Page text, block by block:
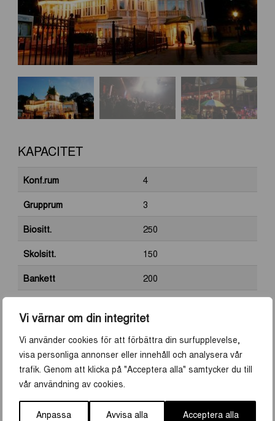
Vi värnar om din integritet
Vi använder cookies för att förbättra din surfupplevelse,
visa personliga annonser eller innehåll och analysera vår
trafik. Genom att klicka på "Acceptera alla" samtycker du till
vår användning av cookies.
Anpassa Avvisa alla Acceptera alla
KAPACITET
Konf.rum
4
Grupprum
3
Biositt.
250
Skolsitt.
150
Bankett
200
Miljöcertifierad
Nej
FACILITETER